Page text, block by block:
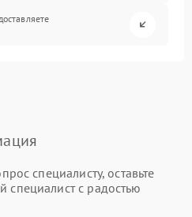
специалисту, оставьте
с радостью